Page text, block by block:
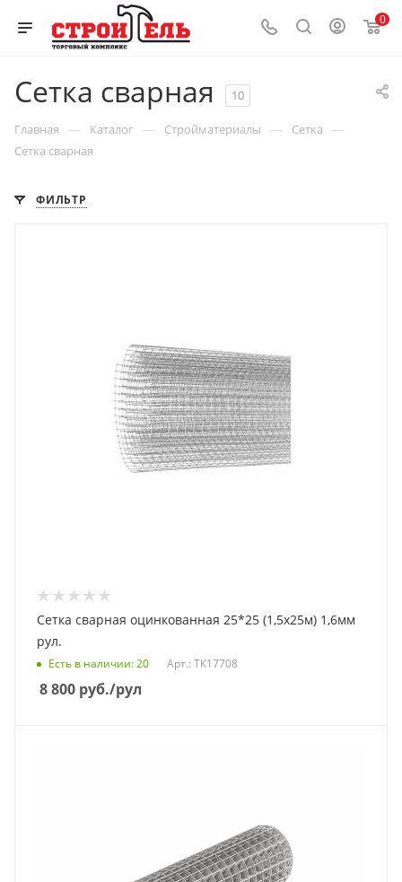
0
Сетка сварная 10
Главная — Каталог — Стройматериалы — Сетка —
Сетка сварная
ФИЛЬТР
Сетка сварная оцинкованная 25*25 (1,5х25м) 1,6мм
рул.
Есть в наличии: 20 Арт.: ТК17708
8 800 руб./рул